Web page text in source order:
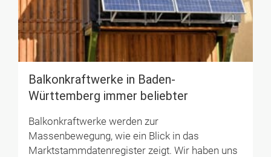
Balkonkraftwerke in Baden-
Württemberg immer beliebter
Balkonkraftwerke werden zur
Massenbewegung, wie ein Blick in das
Marktstammdatenregister zeigt. Wir haben uns